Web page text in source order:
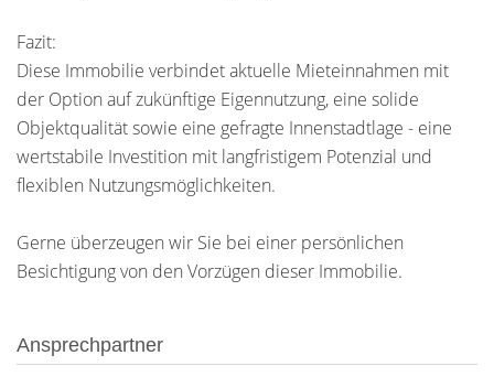
Fazit:
Diese Immobilie verbindet aktuelle Mieteinnahmen mit
der Option auf zukünftige Eigennutzung, eine solide
Objektqualität sowie eine gefragte Innenstadtlage - eine
wertstabile Investition mit langfristigem Potenzial und
flexiblen Nutzungsmöglichkeiten.
Gerne überzeugen wir Sie bei einer persönlichen
Besichtigung von den Vorzügen dieser Immobilie.
Ansprechpartner